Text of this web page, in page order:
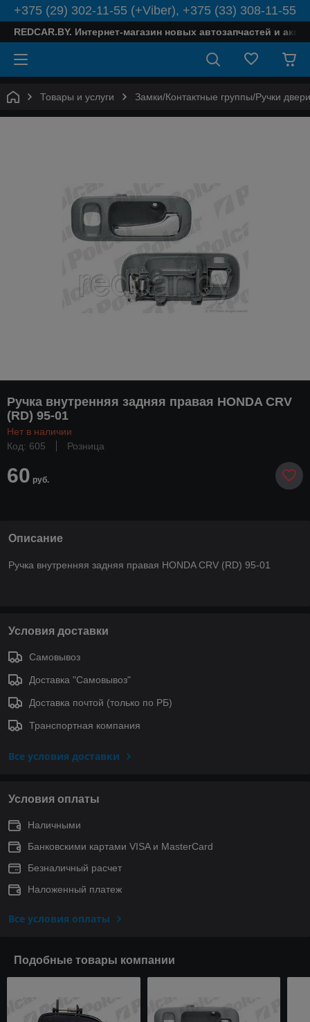
+375 (29) 302-11-55 (+Viber), +375 (33) 308-11-55
REDCAR.BY. Интернет-магазин новых автозапчастей и
Товары и услуги Замки/Контактные группы/Ручки
Ручка внутренняя задняя правая HONDA CRV
(RD) 95-01
Нет в наличии
Код: 605
Розница
60 руб.
Описание
Ручка внутренняя задняя правая HONDA CRV (RD) 95-01
Условия доставки
Самовывоз
Доставка "Самовывоз"
Доставка почтой (только по РБ)
Транспортная компания
Все условия доставки
Условия оплаты
Наличными
Банковскими картами VISA и MasterCard
Безналичный расчет
Наложенный платеж
Все условия оплаты
Подобные товары компании